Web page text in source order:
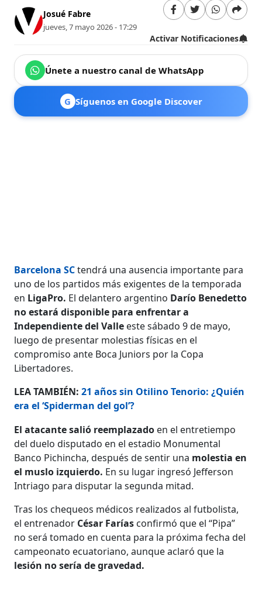
Josué Fabre
jueves, 7 mayo 2026 - 17:29
Activar Notificaciones
Únete a nuestro canal de WhatsApp
G Síguenos en Google Discover
Barcelona SCtendrá una ausencia importante para
uno de los partidos más exigentes de la temporada
en LigaPro. El delantero argentino Darío Benedetto
no estará disponible para enfrentar a
Independiente del Valle este sábado 9 de mayo,
luego de presentar molestias físicas en el
compromiso ante Boca Juniors por la Copa
Libertadores.
LEA TAMBIÉN:21 años sin Otilino Tenorio: ¿Quién
era el ‘Spiderman del gol’?
El atacante salió reemplazado en el entretiempo
del duelo disputado en el estadio Monumental
Banco Pichincha, después de sentir una molestia en
el muslo izquierdo. En su lugar ingresó Jefferson
Intriago para disputar la segunda mitad.
Tras los chequeos médicos realizados al futbolista,
el entrenador César Farías confirmó que el “Pipa”
no será tomado en cuenta para la próxima fecha del
campeonato ecuatoriano, aunque aclaró que la
lesión no sería de gravedad.